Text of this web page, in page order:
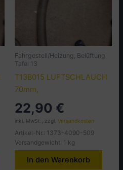
Fahrgestell/Heizung, Belüftung
Tafel 13
T13B015 LUFTSCHLAUCH
70mm,
22,90 €
inkl. MwSt., zzgl. Versandkosten
Artikel-Nr.: 1373-4090-509
Versandgewicht: 1 kg
In den Warenkorb